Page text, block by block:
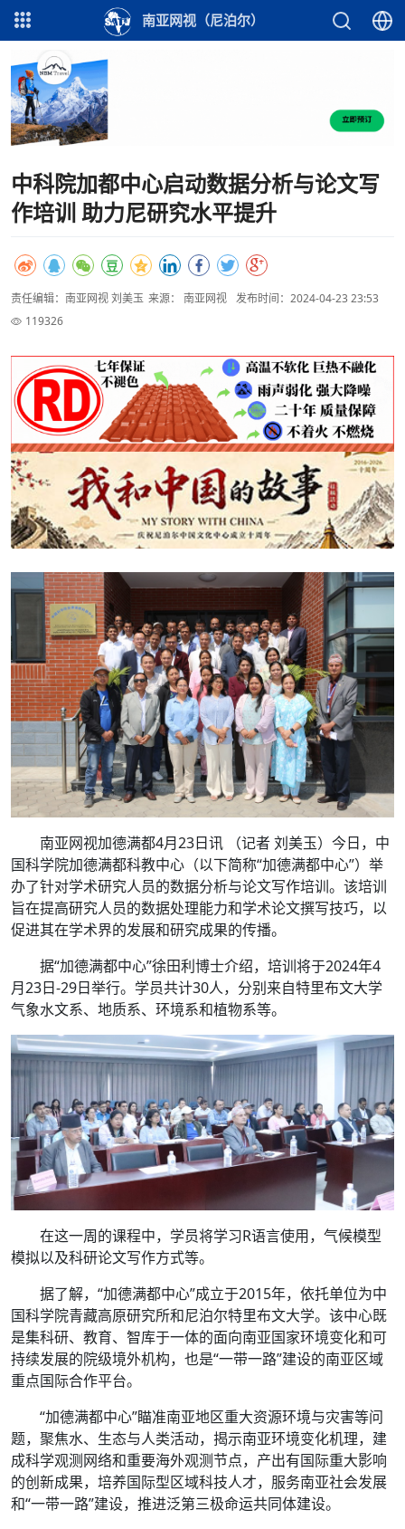
南亚网视（尼泊尔）
中科院加都中心启动数据分析与论文写
作培训 助力尼研究水平提升
责任编辑：南亚网视 刘美玉 来源： 南亚网视 发布时间：2024-04-23 23:53
119326
南亚网视加德满都4月23日讯 （记者 刘美玉）今日，中
国科学院加德满都科教中心（以下简称“加德满都中心”）举
办了针对学术研究人员的数据分析与论文写作培训。该培训
旨在提高研究人员的数据处理能力和学术论文撰写技巧，以
促进其在学术界的发展和研究成果的传播。
据“加德满都中心”徐田利博士介绍，培训将于2024年4
月23日-29日举行。学员共计30人，分别来自特里布文大学
气象水文系、地质系、环境系和植物系等。
在这一周的课程中，学员将学习R语言使用，气候模型
模拟以及科研论文写作方式等。
据了解，“加德满都中心”成立于2015年，依托单位为中
国科学院青藏高原研究所和尼泊尔特里布文大学。该中心既
是集科研、教育、智库于一体的面向南亚国家环境变化和可
持续发展的院级境外机构，也是“一带一路”建设的南亚区域
重点国际合作平台。
“加德满都中心”瞄准南亚地区重大资源环境与灾害等问
题，聚焦水、生态与人类活动，揭示南亚环境变化机理，建
成科学观测网络和重要海外观测节点，产出有国际重大影响
的创新成果，培养国际型区域科技人才，服务南亚社会发展
和“一带一路”建设，推进泛第三极命运共同体建设。